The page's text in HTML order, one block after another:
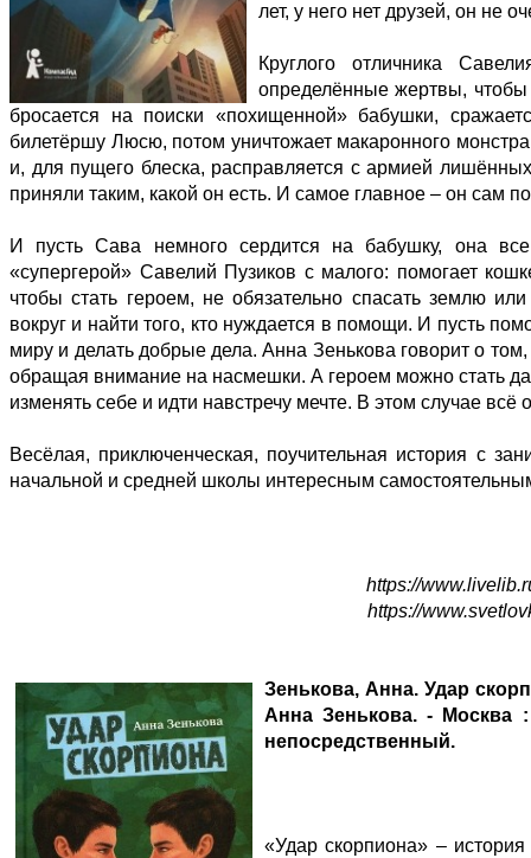
лет, у него нет друзей, он не
Круглого отличника
определённые жертвы, чтобы
бросается на поиски «похищенной» бабушки,
билетёршу Люсю, потом уничтожает макаронного
и, для пущего блеска, расправляется с армией
приняли таким, какой он есть. И самое главное – он сам
И пусть Сава немного сердится на бабушку, она
«супергерой» Савелий Пузиков с малого: помогает
чтобы стать героем, не обязательно спасать землю
вокруг и найти того, кто нуждается в помощи. И пусть
миру и делать добрые дела. Анна Зенькова говорит о
обращая внимание на насмешки. А героем можно стать
изменять себе и идти навстречу мечте. В этом случае всё
Весёлая, приключенческая, поучительная история с
начальной и средней школы интересным
https://
https://
Зенькова, Анна. Удар
Анна Зенькова. - Москва :
непосредственный.
«Удар скорпиона» –